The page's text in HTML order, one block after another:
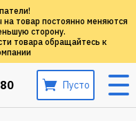
товар постоянно меняются
сторону.
товара обращайтесь к
Пусто